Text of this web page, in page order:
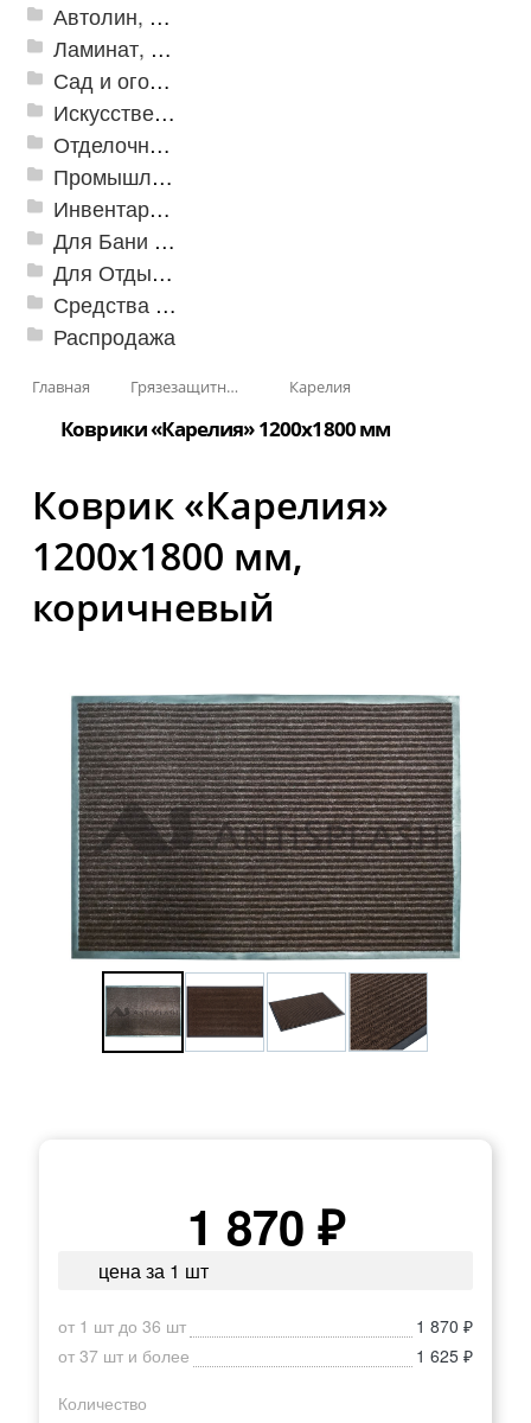
Автолин, Транслин, Линолеум
Ламинат, Кварцвиниловая плитка SPC
Сад и огород
Искусственная трава
Отделочные профили
Промышленный текстиль
Инвентарь для клининга
Для Бани и Сауны
Для Отдыха и Пикника
Средства от насекомых и садовых вредителей
Распродажа
Главная Грязезащитные, влаговпитывающие покрытия Карелия
Коврики «Карелия» 1200х1800 мм
Коврик «Карелия»
1200x1800 мм,
коричневый
1 870 ₽
цена за 1 шт
от 1 шт до 36 шт
1 870 ₽
от 37 шт и более
1 625 ₽
Количество